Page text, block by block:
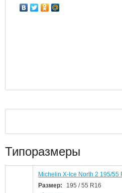
Типоразмеры
Michelin X-Ice North 2 195/55
Размер:
195 / 55 R16